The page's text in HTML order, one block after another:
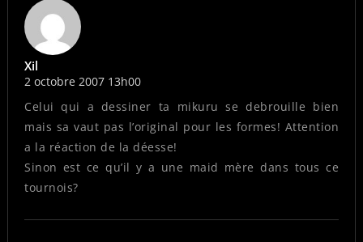
Xil
2 octobre 2007 13h00
Celui qui a dessiner ta mikuru se debrouille bien
mais sa vaut pas l’original pour les formes! Attention
a la réaction de la déesse!
Sinon est ce qu’il y a une maid mère dans tous ce
tournois?